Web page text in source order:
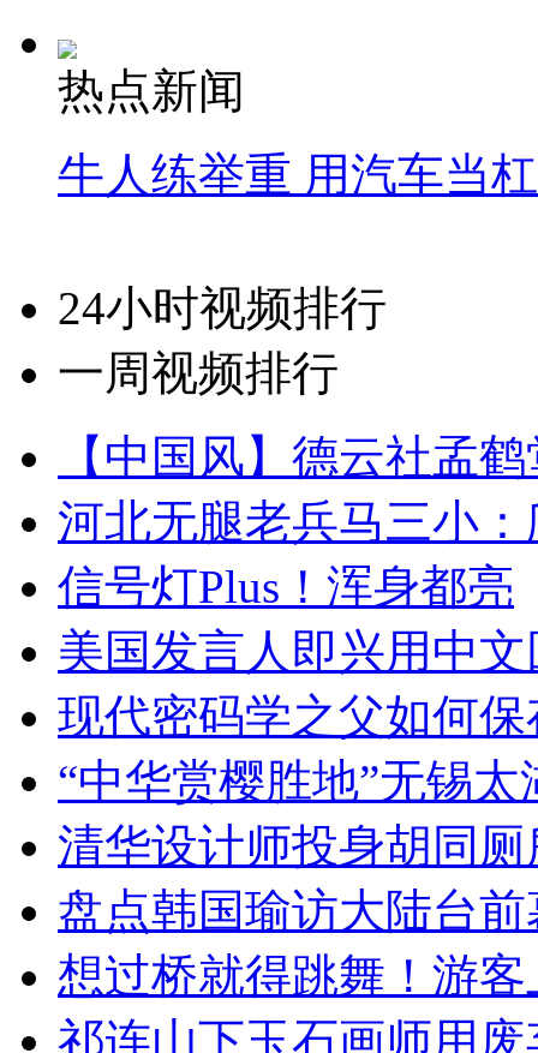
热点新闻
牛人练举重 用汽车当
24小时视频排行
一周视频排行
【中国风】德云社孟
河北无腿老兵马三小
信号灯Plus！浑身都亮
美国发言人即兴用中
现代密码学之父如何
“中华赏樱胜地”无锡
清华设计师投身胡同
盘点韩国瑜访大陆台
想过桥就得跳舞！游客
祁连山下玉石画师用